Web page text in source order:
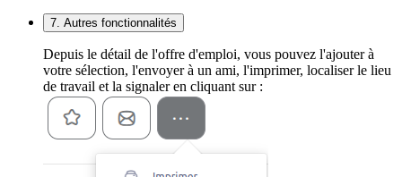
7. Autres fonctionnalités
Depuis le détail de l'offre d'emploi, vous pouvez l'ajouter à
votre sélection, l'envoyer à un ami, l'imprimer, localiser le lieu
de travail et la signaler en cliquant sur :